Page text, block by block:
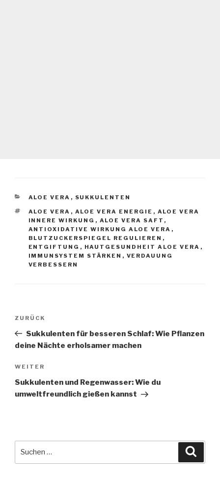
ALOE VERA , SUKKULENTEN
ALOE VERA , ALOE VERA ENERGIE , ALOE VERA
INNERE WIRKUNG , ALOE VERA SAFT ,
ANTIOXIDATIVE WIRKUNG ALOE VERA ,
BLUTZUCKERSPIEGEL REGULIEREN ,
ENTGIFTUNG , HAUTGESUNDHEIT ALOE VERA ,
IMMUNSYSTEM STÄRKEN , VERDAUUNG
VERBESSERN
ZURÜCK
Sukkulenten für besseren Schlaf: Wie Pflanzen
deine Nächte erholsamer machen
WEITER
Sukkulenten und Regenwasser: Wie du
umweltfreundlich gießen kannst